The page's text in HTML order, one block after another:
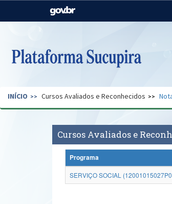
Casa Civil
Pecuária e Abastecimento
Secretaria de Governo
INÍCIO Cursos Avaliados e Reconhecidos
Cursos Avaliados e
Programa
SERVIÇO SOCIAL